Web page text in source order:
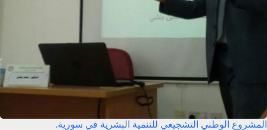
المشروع الوطني التشجيعي للتنمية البشرية في سورية.